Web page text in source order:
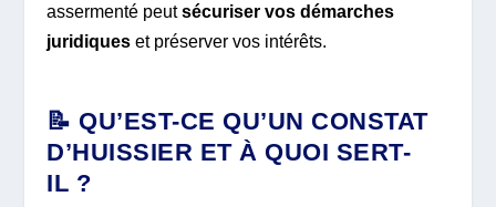
assermenté peutsécuriser vos démarches
juridiques et préserver vos intérêts.
📝 QU’EST-CE QU’UN CONSTAT
D’HUISSIER ET À QUOI SERT-
IL ?